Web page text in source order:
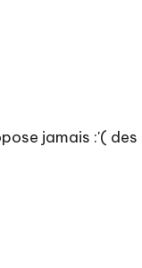
jamais :'( des